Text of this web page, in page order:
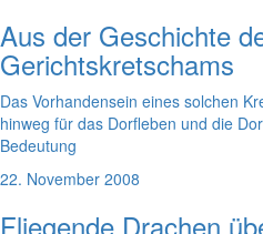
Aus der Geschichte
Gerichtskretschams
Das Vorhandensein eines solchen
hinweg für das Dorfleben und die
Bedeutung
22. November 2008
Fliegende Drachen